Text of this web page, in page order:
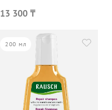
13 300 ₸
200 мл